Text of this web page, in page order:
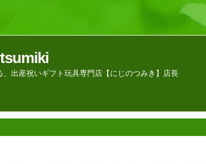
出産祝いギフト玩具専門店【にじのつみき】店長